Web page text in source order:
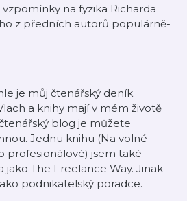
na fyzika Richarda
z předních autorů populárně-
je můj čtenářský deník.
a knihy mají v mém životě
blog je můžete
Jednu knihu (Na volné
profesionálové) jsem také
jako The Freelance Way. Jinak
podnikatelský poradce.